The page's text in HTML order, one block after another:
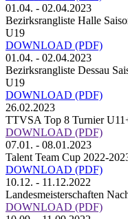
01.04. - 02.04.2023
Bezirksrangliste Halle
U19
DOWNLOAD (PDF)
01.04. - 02.04.2023
Bezirksrangliste Dessau
U19
DOWNLOAD (PDF)
26.02.2023
TTVSA Top 8 Turnier
DOWNLOAD (PDF)
07.01. - 08.01.2023
Talent Team Cup 2022-
DOWNLOAD (PDF)
10.12. - 11.12.2022
Landesmeisterschaften
DOWNLOAD (PDF)